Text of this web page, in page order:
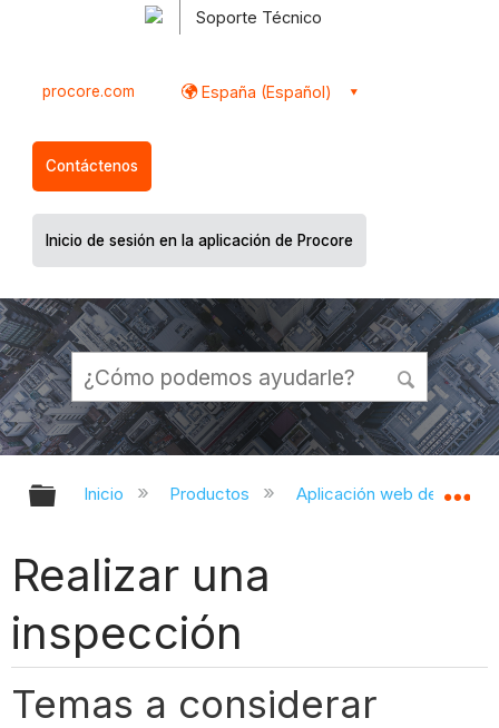
Soporte Técnico
procore.com España (Español)
Contáctenos
Inicio de sesión en la aplicación de Procore
Expandir/contraer jerarquía global
Inicio Productos Aplicación web de
Realizar una
inspección
Temas a considerar